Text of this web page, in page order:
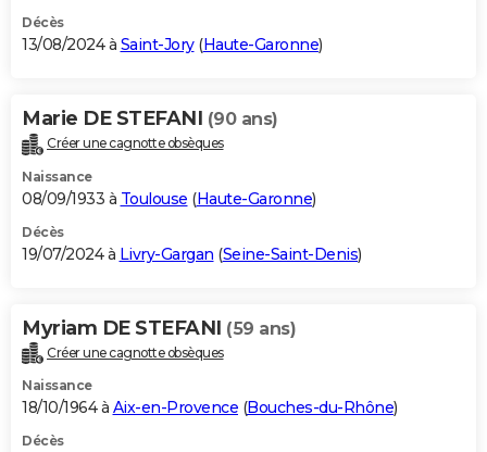
Décès
13/08/2024 à Saint-Jory(Haute-Garonne)
Marie DE STEFANI (90 ans)
Créer une cagnotte obsèques
Naissance
08/09/1933 à Toulouse (Haute-Garonne)
Décès
19/07/2024 à Livry-Gargan (Seine-Saint-Denis)
Myriam DE STEFANI (59 ans)
Créer une cagnotte obsèques
Naissance
18/10/1964 à Aix-en-Provence (Bouches-du-Rhône)
Décès